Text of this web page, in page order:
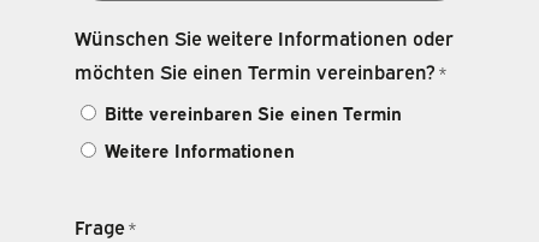
Wünschen Sie weitere Informationen oder
möchten Sie einen Termin vereinbaren? *
Bitte vereinbaren Sie einen Termin
Weitere Informationen
Frage*